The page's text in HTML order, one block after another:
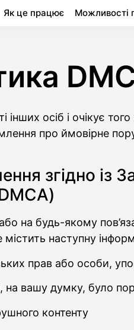
Як це працює Можливості
осіб і очікує
про ймовірне
згідно із
на будь-якому
наступну
прав або особи,
на вашу думку, було
контенту